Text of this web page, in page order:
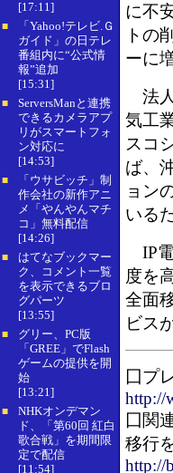
[17:11]
■
「Yahoo!テレビ.Ｇ
ガイド」の日テレ
番組内に“公式情
報”追加
[15:31]
■
ServersManと連携
できるカメラアプ
リがスマートフォ
ン対応に
[14:53]
■
「ウサビッチ」制
作会社の新作アニ
メ「やんやんマチ
コ」無料配信
[14:26]
■
はてなブックマー
ク、コメント一覧
を表示できるブロ
グパーツ
[13:55]
■
グリー、PC版
「GREE」でFlash
ゲームの提供を開
始
[13:21]
■
NHKオンデマン
ド、「第60回 紅白
歌合戦」を期間限
定で配信
[11:54]
に不
トの
ーに
法
気工
スコ
ば、
ョン
いる
IP電
度を
全面
ビス
囗プ
http://
囗関
移行
http://